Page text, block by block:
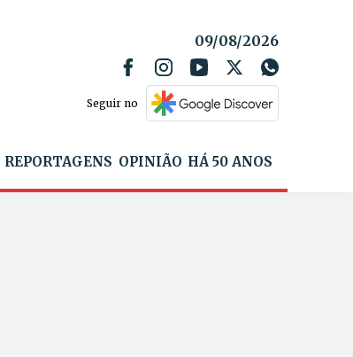
09/08/2026
Seguir no
REPORTAGENS OPINIÃO HÁ 50 ANOS